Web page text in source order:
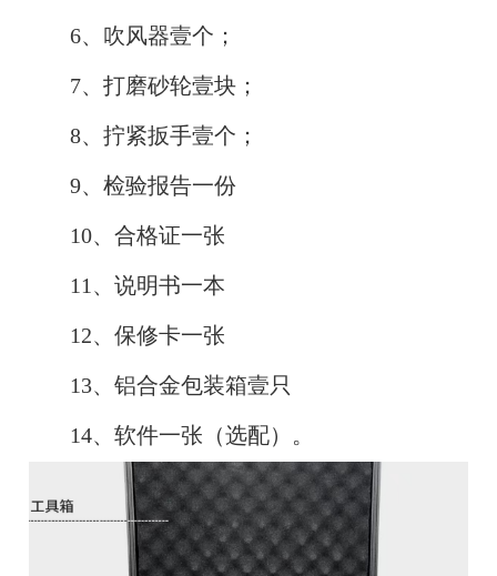
6、吹风器壹个；
7、打磨砂轮壹块；
8、拧紧扳手壹个；
9、检验报告一份
10、合格证一张
11、说明书一本
12、保修卡一张
13、铝合金包装箱壹只
14、软件一张（选配）。